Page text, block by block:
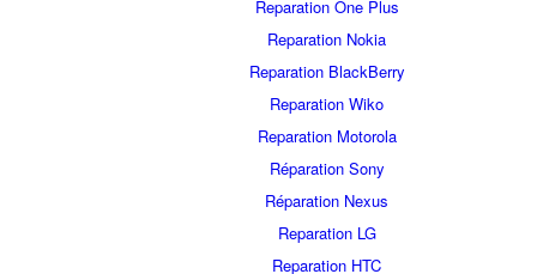
Reparation One Plus
Reparation Nokia
Reparation BlackBerry
Reparation Wiko
Reparation Motorola
Réparation Sony
Réparation Nexus
Reparation LG
Reparation HTC